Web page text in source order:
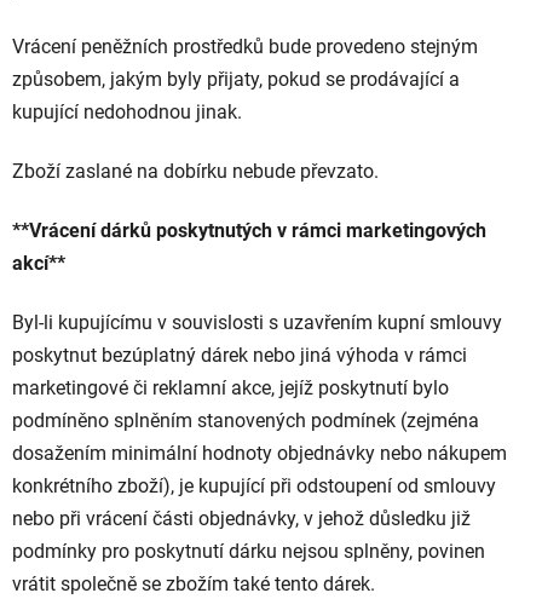
Vrácení peněžních prostředků bude provedeno stejným
způsobem, jakým byly přijaty, pokud se prodávající a
kupující nedohodnou jinak.
Zboží zaslané na dobírku nebude převzato.
**Vrácení dárků poskytnutých v rámci marketingových
akcí**
Byl-li kupujícímu v souvislosti s uzavřením kupní smlouvy
poskytnut bezúplatný dárek nebo jiná výhoda v rámci
marketingové či reklamní akce, jejíž poskytnutí bylo
podmíněno splněním stanovených podmínek (zejména
dosažením minimální hodnoty objednávky nebo nákupem
konkrétního zboží), je kupující při odstoupení od smlouvy
nebo při vrácení části objednávky, v jehož důsledku již
podmínky pro poskytnutí dárku nejsou splněny, povinen
vrátit společně se zbožím také tento dárek.